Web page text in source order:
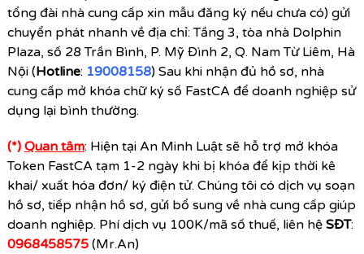
tổng đài nhà cung cấp xin mẫu đăng ký nếu chưa có) gửi
chuyển phát nhanh về địa chỉ: Tầng 3, tòa nhà Dolphin
Plaza, số 28 Trần Bình, P. Mỹ Đình 2, Q. Nam Từ Liêm, Hà
Nội (Hotline: 19008158) Sau khi nhận đủ hồ sơ, nhà
cung cấp mở khóa chữ ký số FastCA để doanh nghiệp sử
dụng lại bình thường.
(*) Quan tâm: Hiện tại An Minh Luật sẽ hỗ trợ mở khóa
Token FastCA tạm 1-2 ngày khi bị khóa để kịp thời kê
khai/ xuất hóa đơn/ ký điện tử. Chúng tôi có dịch vụ soạn
hồ sơ, tiếp nhận hồ sơ, gửi bổ sung về nhà cung cấp giúp
doanh nghiệp. Phí dịch vụ 100K/mã số thuế, liên hệ SĐT:
0968458575(Mr.An)